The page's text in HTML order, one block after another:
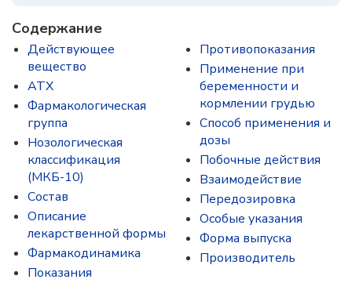
Содержание
Действующее
вещество
ATX
Фармакологическая
группа
Нозологическая
классификация
(МКБ-10)
Состав
Описание
лекарственной формы
Фармакодинамика
Показания
Противопоказания
Применение при
беременности и
кормлении грудью
Способ применения и
дозы
Побочные действия
Взаимодействие
Передозировка
Особые указания
Форма выпуска
Производитель